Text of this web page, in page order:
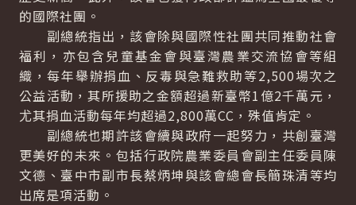
的國際社團。
副總統指出，該會除與國際性社團共同推動社會
福利，亦包含兒童基金會與臺灣農業交流協會等組
織，每年舉辦捐血、反毒與急難救助等2,500場次之
公益活動，其所援助之金額超過新臺幣1億2千萬元，
尤其捐血活動每年均超過2,800萬CC，殊值肯定。
副總統也期許該會續與政府一起努力，共創臺灣
更美好的未來。包括行政院農業委員會副主任委員陳
文德、臺中市副市長蔡炳坤與該會總會長簡珠清等均
出席是項活動。